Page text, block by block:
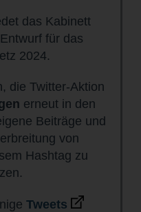
das Kabinett
für das
2024.
die Twitter-Aktion
erneut in den
Beiträge und
von
Hashtag zu
Tweets